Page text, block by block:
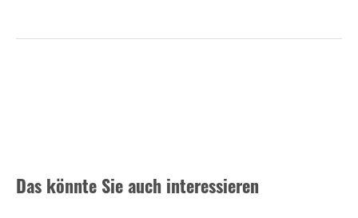
Das könnte Sie auch interessieren